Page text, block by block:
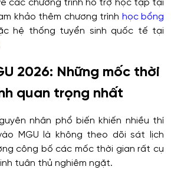
các chương trình hỗ trợ học tập tại
khảo thêm chương trình học bổng
hệ thống tuyển sinh quốc tế tại
2026: Những mốc thời
quan trọng nhất
nhân phổ biến khiến nhiều thí
MGU là không theo dõi sát lịch
công bố các mốc thời gian rất cụ
tuân thủ nghiêm ngặt.